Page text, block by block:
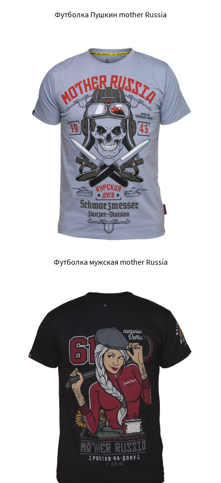
Футболка Пушкин mother Russia
Футболка мужская mother Russia